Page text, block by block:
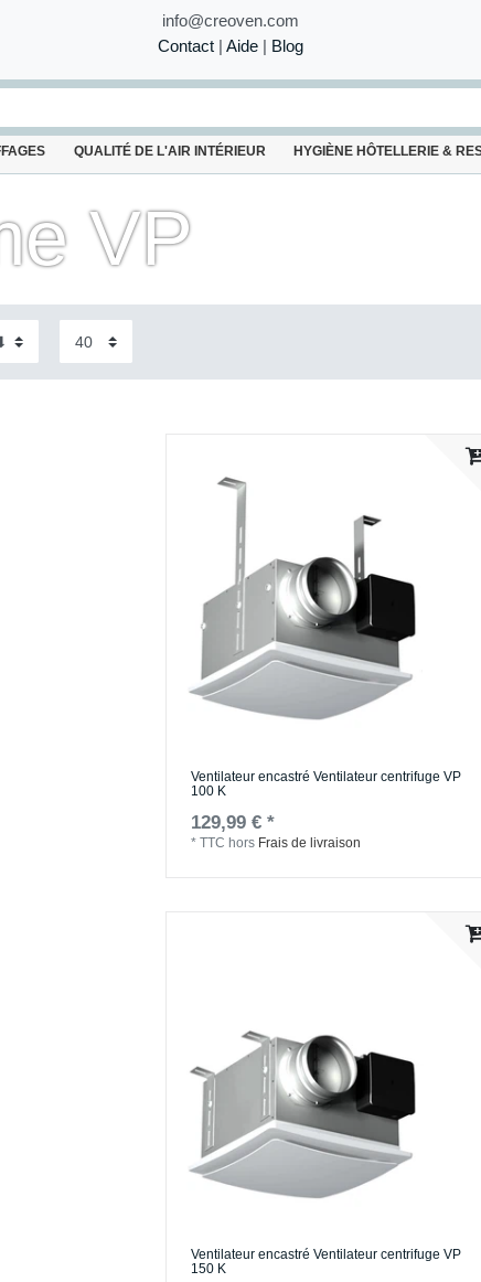
info@creoven.com
Contact| Aide| Blog
QUALITÉ DE L'AIR INTÉRIEUR HYGIÈNE HÔTELLERIE &
VP
Ventilateur encastré Ventilateur centrifuge VP
100 K
129,99 € *
*TTC hors Frais de livraison
Ventilateur encastré Ventilateur centrifuge VP
150 K